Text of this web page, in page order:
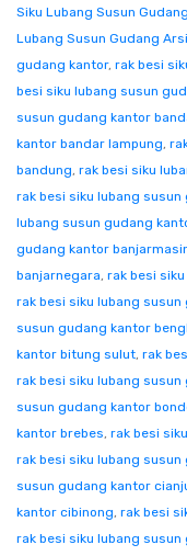
Siku Lubang Susun
Lubang Susun Gudang
gudang kantor, rak besi
besi siku lubang susun
susun gudang kantor
kantor bandar lampung,
bandung, rak besi siku
rak besi siku lubang
lubang susun gudang
gudang kantor
banjarnegara, rak besi
rak besi siku lubang
susun gudang kantor
kantor bitung sulut, rak
rak besi siku lubang
susun gudang kantor
kantor brebes, rak besi
rak besi siku lubang
susun gudang kantor
kantor cibinong, rak besi
rak besi siku lubang